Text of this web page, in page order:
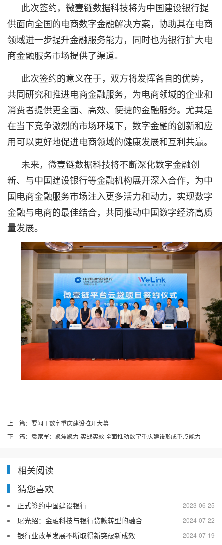
此次签约，微壹链数据科技将为中国建设银行提
供面向全国的电商数字金融解决方案，协助其在电商
领域进一步提升金融服务能力，同时也为银行扩大电
商金融服务市场提供了渠道。
此次签约的意义在于，双方将发挥各自的优势，
共同研究和推进电商金融服务，为电商领域的企业和
消费者提供更全面、高效、便捷的金融服务。尤其是
在当下竞争激烈的市场环境下，数字金融的创新和应
用可以更好地促进电商领域的健康发展和互利共赢。
未来，微壹链数据科技将不断深化数字金融创
新、与中国建设银行等金融机构展开深入合作，为中
国电商金融服务市场注入更多活力和动力，实现数字
金融与电商的最佳结合，共同推动中国数字经济高质
量发展。
上一篇： 要闻丨数字重庆建设拉开大幕
下一篇： 袁家军：聚焦聚力 实战实效 全面推动数字重庆建设形成重点能力
相关阅读
猜您喜欢
2023-06-25
正式签约中国建设银行
2024-07-22
屠光绍：金融科技与银行贷款转型的融合
2024-07-19
银行业改革发展不断取得新突破新成效